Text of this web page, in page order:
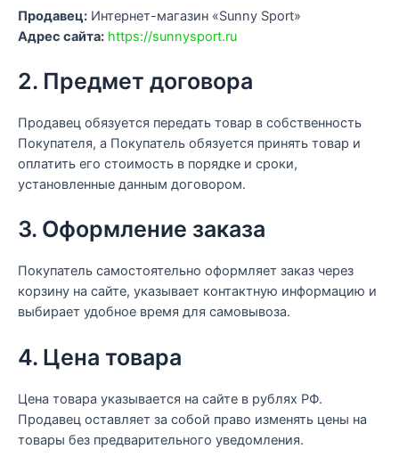
Продавец: Интернет-магазин «Sunny Sport»
Адрес сайта: https://sunnysport.ru
2. Предмет договора
Продавец обязуется передать товар в собственность
Покупателя, а Покупатель обязуется принять товар и
оплатить его стоимость в порядке и сроки,
установленные данным договором.
3. Оформление заказа
Покупатель самостоятельно оформляет заказ через
корзину на сайте, указывает контактную информацию и
выбирает удобное время для самовывоза.
4. Цена товара
Цена товара указывается на сайте в рублях РФ.
Продавец оставляет за собой право изменять цены на
товары без предварительного уведомления.